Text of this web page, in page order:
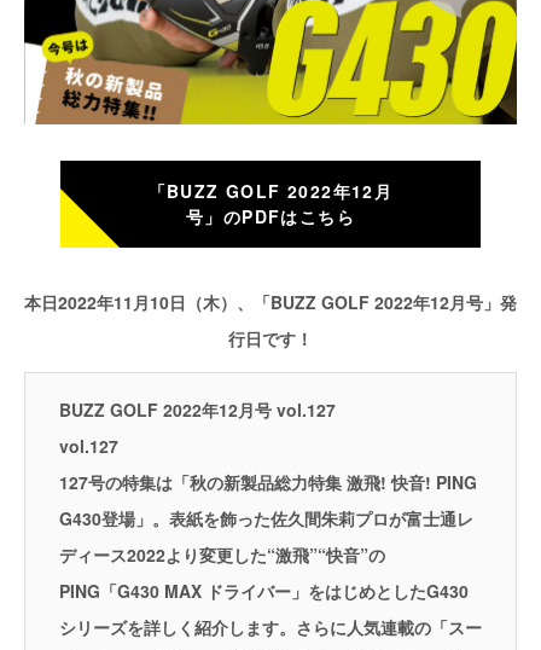
「BUZZ GOLF 2022年12月
号」のPDFはこちら
本日2022年11月10日（木）、「BUZZ GOLF 2022年12月号」発
行日です！
BUZZ GOLF 2022年12月号 vol.127
vol.127
127号の特集は「秋の新製品総力特集 激飛! 快音! PING
G430登場」。表紙を飾った佐久間朱莉プロが富士通レ
ディース2022より変更した“激飛”“快音”の
PING「G430 MAX ドライバー」をはじめとしたG430
シリーズを詳しく紹介します。さらに人気連載の「スー